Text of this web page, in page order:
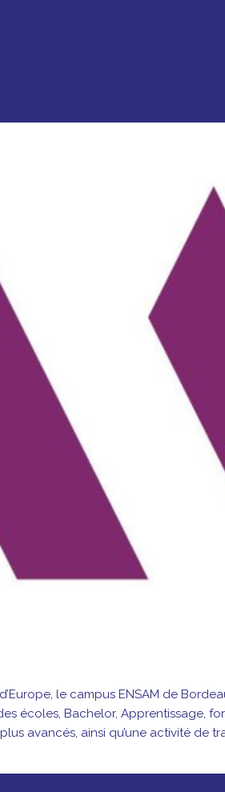
le campus ENSAM de
écoles, Bachelor, Apprentissage,
avancés, ainsi qu’une activité